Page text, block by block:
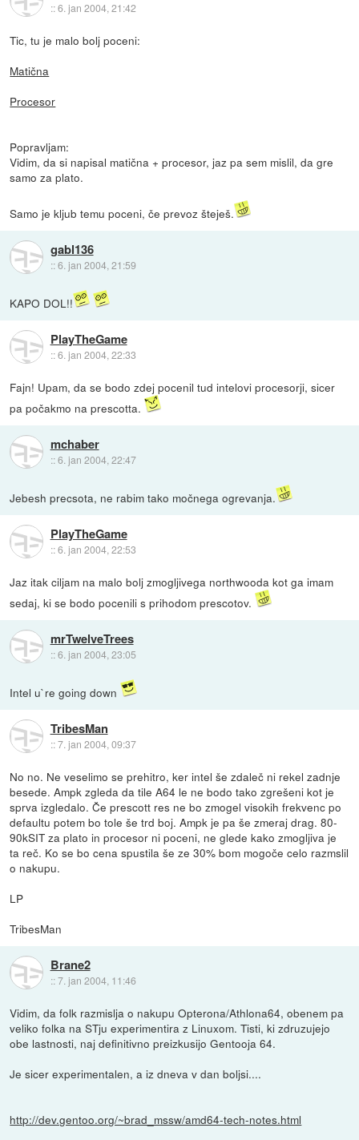
::6. jan 2004, 21:42
Tic, tu je malo bolj poceni:
Matična
Procesor
Popravljam:
Vidim, da si napisal matična + procesor, jaz pa sem mislil, da gre
samo za plato.
Samo je kljub temu poceni, če prevoz šteješ.
gabl136
::6. jan 2004, 21:59
KAPO DOL!!
PlayTheGame
::6. jan 2004, 22:33
Fajn! Upam, da se bodo zdej pocenil tud intelovi procesorji, sicer
pa počakmo na prescotta.
mchaber
::6. jan 2004, 22:47
Jebesh precsota, ne rabim tako močnega ogrevanja.
PlayTheGame
::6. jan 2004, 22:53
Jaz itak ciljam na malo bolj zmogljivega northwooda kot ga imam
sedaj, ki se bodo pocenili s prihodom prescotov.
mrTwelveTrees
::6. jan 2004, 23:05
Intel u`re going down
TribesMan
::7. jan 2004, 09:37
No no. Ne veselimo se prehitro, ker intel še zdaleč ni rekel zadnje
besede. Ampk zgleda da tile A64 le ne bodo tako zgrešeni kot je
sprva izgledalo. Če prescott res ne bo zmogel visokih frekvenc po
defaultu potem bo tole še trd boj. Ampk je pa še zmeraj drag. 80-
90kSIT za plato in procesor ni poceni, ne glede kako zmogljiva je
ta reč. Ko se bo cena spustila še ze 30% bom mogoče celo razmslil
o nakupu.
LP
TribesMan
Brane2
::7. jan 2004, 11:46
Vidim, da folk razmislja o nakupu Opterona/Athlona64, obenem pa
veliko folka na STju experimentira z Linuxom. Tisti, ki zdruzujejo
obe lastnosti, naj definitivno preizkusijo Gentooja 64.
Je sicer experimentalen, a iz dneva v dan boljsi....
http://dev.gentoo.org/~brad_mssw/amd64-tech-notes.html